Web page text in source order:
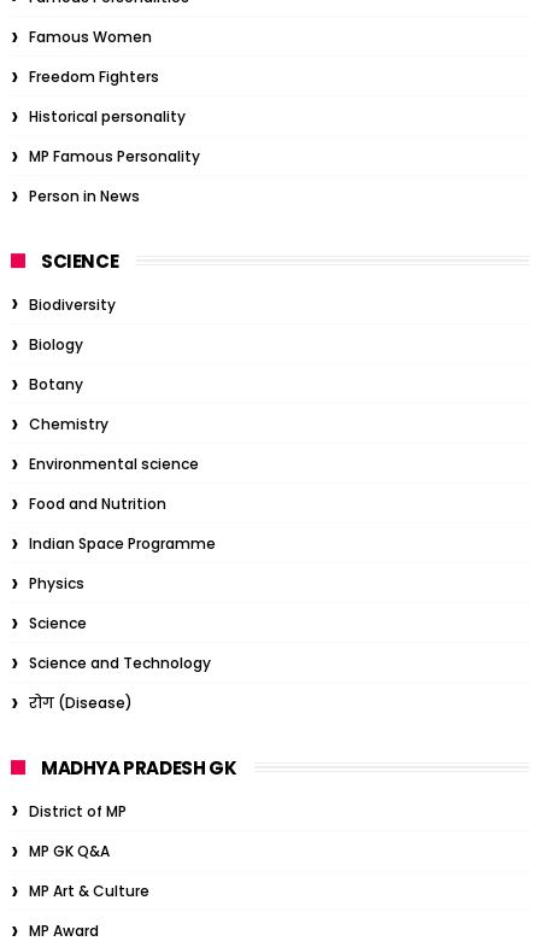
Famous Women
Freedom Fighters
Historical personality
MP Famous Personality
Person in News
SCIENCE
Biodiversity
Biology
Botany
Chemistry
Environmental science
Food and Nutrition
Indian Space Programme
Physics
Science
Science and Technology
रोग (Disease)
MADHYA PRADESH GK
District of MP
MP GK Q&A
MP Art & Culture
MP Award